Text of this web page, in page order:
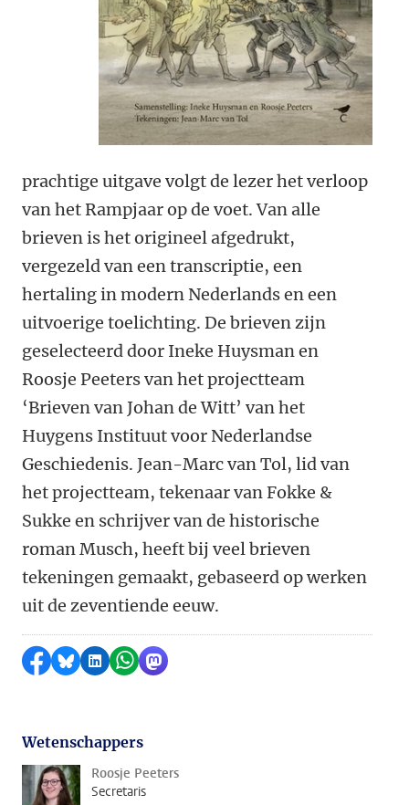
prachtige uitgave volgt de lezer het verloop
van het Rampjaar op de voet. Van alle
brieven is het origineel afgedrukt,
vergezeld van een transcriptie, een
hertaling in modern Nederlands en een
uitvoerige toelichting. De brieven zijn
geselecteerd door Ineke Huysman en
Roosje Peeters van het projectteam
‘Brieven van Johan de Witt’ van het
Huygens Instituut voor Nederlandse
Geschiedenis. Jean-Marc van Tol, lid van
het projectteam, tekenaar van Fokke &
Sukke en schrijver van de historische
roman Musch, heeft bij veel brieven
tekeningen gemaakt, gebaseerd op werken
uit de zeventiende eeuw.
Delen op Facebook
Delen via Bluesky
Delen op LinkedIn
Delen via WhatsApp
Delen via Mastodon
Wetenschappers
Roosje Peeters
Secretaris